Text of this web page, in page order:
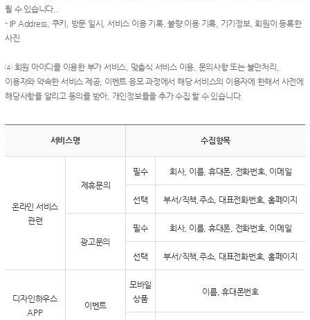
될 수 있습니다..
- IP Address, 쿠키, 방문 일시, 서비스 이용 기록, 불량 이용 기록, 기기정보, 회원이 등록한
사진
④ 회원 아이디를 이용한 부가 서비스, 맞춤식 서비스 이용, 문의사항 또는 불만처리,
이용자와 약속한 서비스 제공, 이벤트 응모 과정에서 해당 서비스의 이용자에 한해서 사전에
해당사항을 알리고 동의를 받아, 개인정보들을 추가 수집 할 수 있습니다.
서비스명 수집항목
온라인 서비스
관련
제휴문의
필수 회사, 이름, 휴대폰, 전화번호, 이메일
선택 부서/직책,주소, 대표전화번호, 홈페이지
광고문의
필수 회사, 이름, 휴대폰, 전화번호, 이메일
선택 부서/직책,주소, 대표전화번호, 홈페이지
디자인하우스
APP
이벤트
모바일
상품
이름, 휴대폰번호